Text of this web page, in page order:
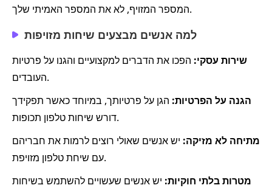
המספר המזויף, לא את המספר האמיתי שלך.
למה אנשים מבצעים שיחות מזויפות
שירות עסקי: הפכו את הדברים למקצועיים והגנו על פרטיות
העובדים.
הגנה על הפרטיות: הגן על פרטיותך, במיוחד כאשר תפקידך
דורש שיחות טלפון תכופות.
מתיחה לא מזיקה: יש אנשים שאולי רוצים לרמות את חבריהם
עם שיחת טלפון מזויפת.
מטרות בלתי חוקיות: יש אנשים שעשויים להשתמש בשיחות